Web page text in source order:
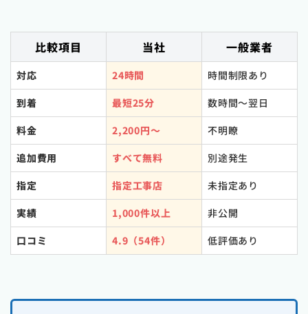
比較項目 当社 一般業者
対応 24時間
時間制限あり
到着
最短25分
数時間〜翌日
料金
2,200円〜
不明瞭
追加費用
すべて無料
別途発生
指定
指定工事店
未指定あり
実績
1,000件以上
非公開
口コミ
4.9（54件） 低評価あり